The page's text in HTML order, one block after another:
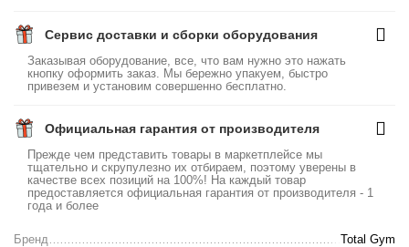
Сервис доставки и сборки оборудования
Заказывая оборудование, все, что вам нужно это нажать
кнопку оформить заказ. Мы бережно упакуем, быстро
привезем и установим совершенно бесплатно.
Официальная гарантия от производителя
Прежде чем представить товары в маркетплейсе мы
тщательно и скрупулезно их отбираем, поэтому уверены в
качестве всех позиций на 100%! На каждый товар
предоставляется официальная гарантия от производителя - 1
года и более
Бренд Total Gym